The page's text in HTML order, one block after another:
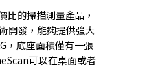
的掃描測量產品，
開發，能夠提供強大
，底座面積僅有一張
可以在桌面或者